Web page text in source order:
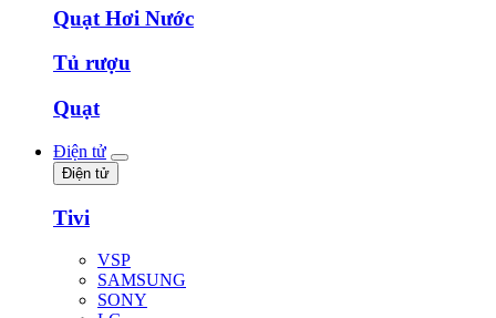
Quạt Hơi Nước
Tủ rượu
Quạt
Điện tử
Điện tử
Tivi
VSP
SAMSUNG
SONY